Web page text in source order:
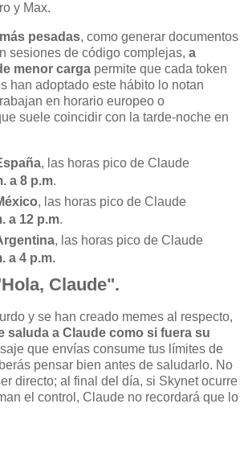
y Max.
pesadas, como generar documentos
sesiones de código complejas, a
menor carga permite que cada token
han adoptado este hábito lo notan
en horario europeo o
suele coincidir con la tarde-noche en
, las horas pico de Claude
a 8 p.m.
, las horas pico de Claude
a 12 p.m.
, las horas pico de Claude
a 4 p.m.
Claude".
y se han creado memes al respecto,
saluda a Claude como si fuera su
que envías consume tus límites de
pensar bien antes de saludarlo. No
directo; al final del día, si Skynet ocurre
el control, Claude no recordará que lo